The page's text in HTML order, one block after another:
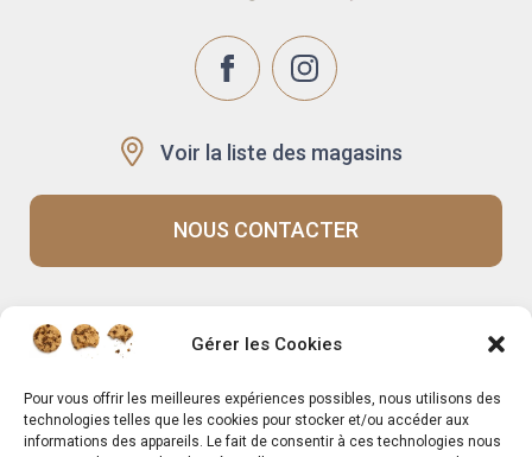
Gérer les Cookies
Pour vous offrir les meilleures expériences possibles, nous utilisons des
technologies telles que les cookies pour stocker et/ou accéder aux
informations des appareils. Le fait de consentir à ces technologies nous
Voir la liste des magasins
NOUS CONTACTER
Recrutement
Rappels produits
Inscrivez-vous à notre
newsletter